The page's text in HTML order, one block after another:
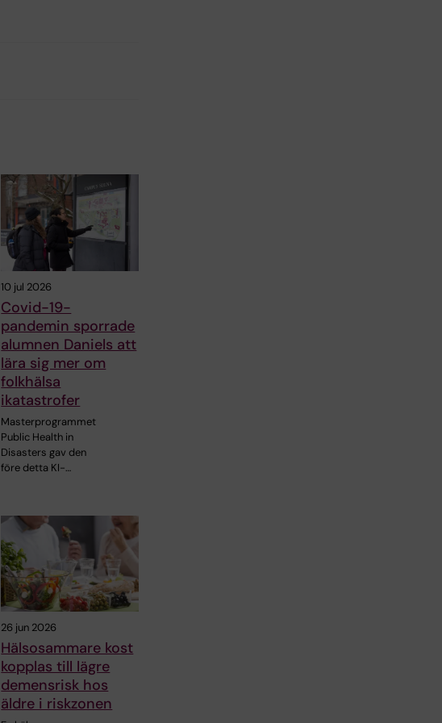
10 jul 2026
Covid-19-
pandemin sporrade
alumnen Daniels att
lära sig mer om
folkhälsa
ikatastrofer
Masterprogrammet
Public Health in
Disasters gav den
före detta KI-…
26 jun 2026
Hälsosammare kost
kopplas till lägre
demensrisk hos
äldre i riskzonen